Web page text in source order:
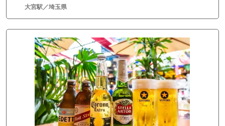
大宮駅／埼玉県